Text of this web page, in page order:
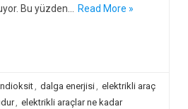
Bu yüzden…
Read More »
, dalga enerjisi, elektrikli araç
, elektrikli araçlar ne kadar